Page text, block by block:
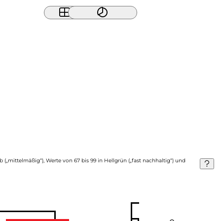
Werte von 67 bis 99 in Hellgrün („fast nachhaltig“) und